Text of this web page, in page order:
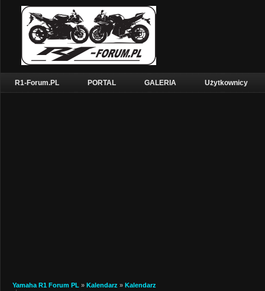
R1-Forum.PL PORTAL GALERIA Użytkownicy
Yamaha R1 Forum PL » Kalendarz » Kalendarz